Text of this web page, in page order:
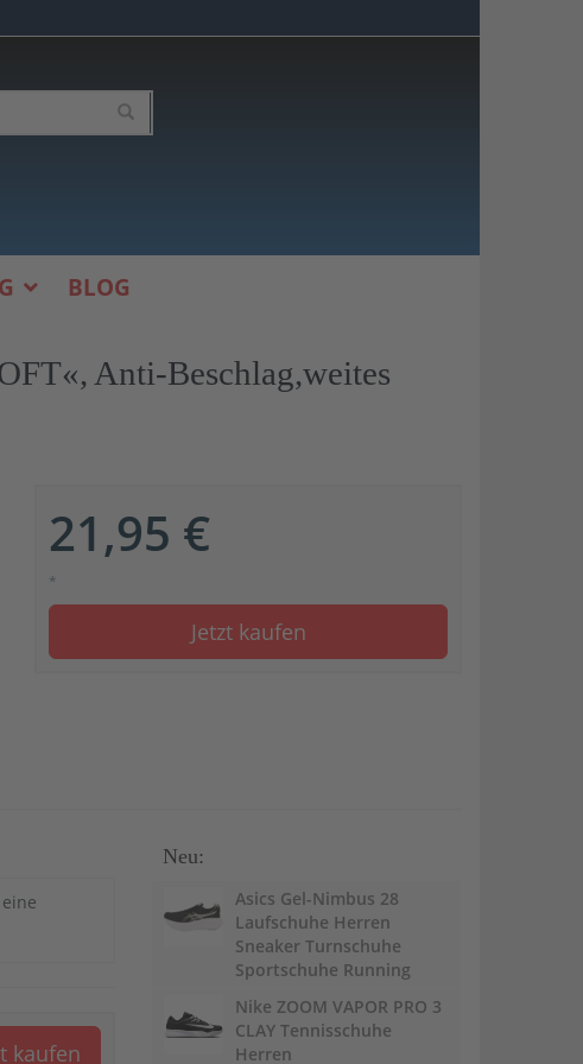
BLOG
Anti-Beschlag,weites
21,95 €
*
Jetzt kaufen
kaufen
Neu:
Asics Gel-Nimbus 28
Laufschuhe Herren
Sneaker Turnschuhe
Sportschuhe Running
Nike ZOOM VAPOR PRO 3
CLAY Tennisschuhe
Herren